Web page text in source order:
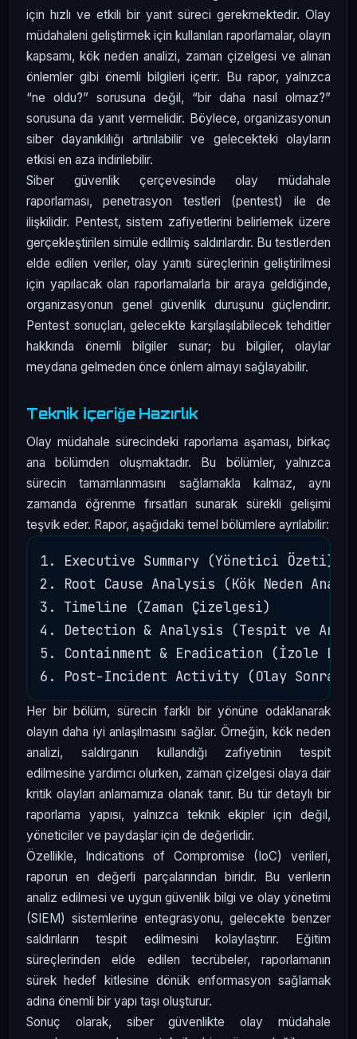
için hızlı ve etkili bir yanıt süreci gerekmektedir. Olay
müdahaleni geliştirmek için kullanılan raporlamalar, olayın
kapsamı, kök neden analizi, zaman çizelgesi ve alınan
önlemler gibi önemli bilgileri içerir. Bu rapor, yalnızca
“ne oldu?” sorusuna değil, “bir daha nasıl olmaz?”
sorusuna da yanıt vermelidir. Böylece, organizasyonun
siber dayanıklılığı artırılabilir ve gelecekteki olayların
etkisi en aza indirilebilir.
Siber güvenlik çerçevesinde olay müdahale
raporlaması, penetrasyon testleri (pentest) ile de
ilişkilidir. Pentest, sistem zafiyetlerini belirlemek üzere
gerçekleştirilen simüle edilmiş saldırılardır. Bu testlerden
elde edilen veriler, olay yanıtı süreçlerinin geliştirilmesi
için yapılacak olan raporlamalarla bir araya geldiğinde,
organizasyonun genel güvenlik duruşunu güçlendirir.
Pentest sonuçları, gelecekte karşılaşılabilecek tehditler
hakkında önemli bilgiler sunar; bu bilgiler, olaylar
meydana gelmeden önce önlem almayı sağlayabilir.
Teknik İçeriğe Hazırlık
Olay müdahale sürecindeki raporlama aşaması, birkaç
ana bölümden oluşmaktadır. Bu bölümler, yalnızca
sürecin tamamlanmasını sağlamakla kalmaz, aynı
zamanda öğrenme fırsatları sunarak sürekli gelişimi
teşvik eder. Rapor, aşağıdaki temel bölümlere ayrılabilir:
1. Executive Summary (Yönetici Özeti)
2. Root Cause Analysis (Kök Neden
3. Timeline (Zaman Çizelgesi)
4. Detection & Analysis (Tespit ve
5. Containment & Eradication (İzole
Her bir bölüm, sürecin farklı bir yönüne odaklanarak
olayın daha iyi anlaşılmasını sağlar. Örneğin, kök neden
analizi, saldırganın kullandığı zafiyetinin tespit
edilmesine yardımcı olurken, zaman çizelgesi olaya dair
kritik olayları anlamamıza olanak tanır. Bu tür detaylı bir
raporlama yapısı, yalnızca teknik ekipler için değil,
yöneticiler ve paydaşlar için de değerlidir.
Özellikle, Indications of Compromise (IoC) verileri,
raporun en değerli parçalarından biridir. Bu verilerin
analiz edilmesi ve uygun güvenlik bilgi ve olay yönetimi
(SIEM) sistemlerine entegrasyonu, gelecekte benzer
saldırıların tespit edilmesini kolaylaştırır. Eğitim
süreçlerinden elde edilen tecrübeler, raporlamanın
sürek hedef kitlesine dönük enformasyon sağlamak
adına önemli bir yapı taşı oluşturur.
Sonuç olarak, siber güvenlikte olay müdahale